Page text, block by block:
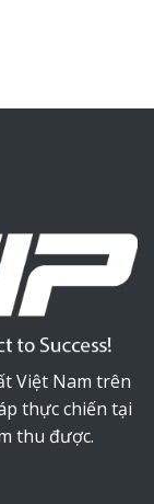
Việt Nam trên
thực chiến tại
thu được.